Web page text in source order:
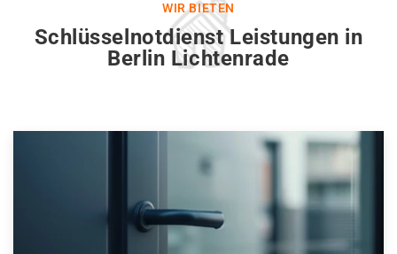
WIR BIETEN
Schlüsselnotdienst Leistungen in
Berlin Lichtenrade